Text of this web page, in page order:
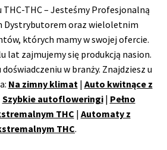
THC-THC – Jesteśmy Profesjonalną
Dystrybutorem oraz wieloletnim
których mamy w swojej ofercie.
lat zajmujemy się produkcją nasion.
w branży. Znajdziesz u
Na zimny klimat | Auto kwitnące z
Szybkie autofloweringi| Pełno
THC | Automaty z
THC.